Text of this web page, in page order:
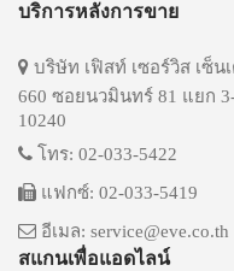
บริการหลังการขาย
บริษัท เฟิสท์ เซอร์วิส เซ็
660 ซอยนวมินทร์ 81 แยก
10240
โทร: 02-033-5422
แฟกซ์: 02-033-5419
อีเมล: service@eve.co.th
สแกนเพื่อแอดไลน์